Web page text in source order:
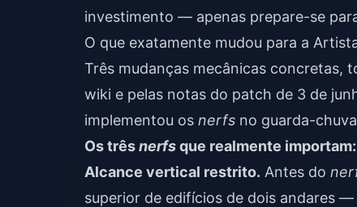
investimento — apenas prepare-se
O que exatamente mudou para a
Três mudanças mecânicas concretas,
wiki e pelas notas do patch de 3 de
implementou os nerfs no guarda-
Os trêsnerfsque realmente importam:
Alcance vertical restrito. Antes do
superior de edifícios de dois andares